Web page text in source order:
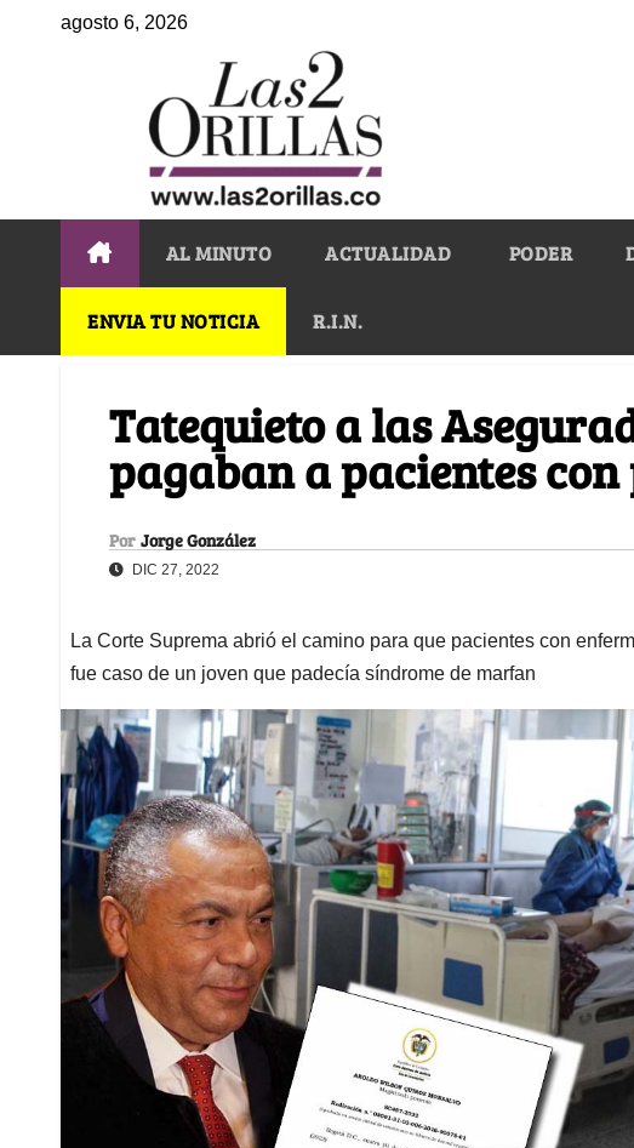
agosto 6, 2026
AL MINUTO ACTUALIDAD PODER
ENVIA TU NOTICIA R.I.N.
Tatequieto a las
pagaban a pacientes
Por Jorge González
DIC 27, 2022
La Corte Suprema abrió el camino para que pacientes con
fue caso de un joven que padecía síndrome de marfan